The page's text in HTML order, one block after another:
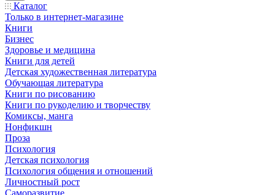
Каталог
Только в интернет-магазине
Книги
Бизнес
Здоровье и медицина
Книги для детей
Детская художественная литература
Обучающая литература
Книги по рисованию
Книги по рукоделию и творчеству
Комиксы, манга
Нонфикшн
Проза
Психология
Детская психология
Психология общения и отношений
Личностный рост
Саморазвитие